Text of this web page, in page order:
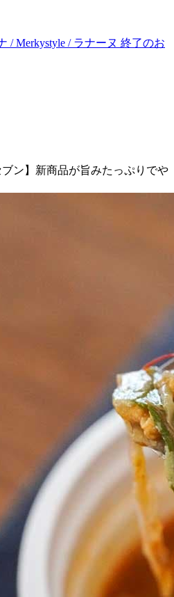
/ Merkystyle / ラナーヌ 終了のお
ブン】新商品が旨みたっぷりでや